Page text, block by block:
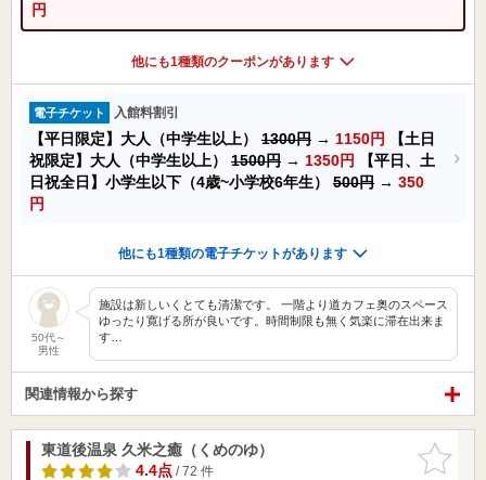
円
他にも1種類のクーポンがあります
電子チケット 入館料割引
【平日限定】大人（中学生以上） 1300円 → 1150円
【土日
祝限定】大人（中学生以上） 1500円 → 1350円
【平日、土
日祝全日】小学生以下（4歳~小学校6年生） 500円 → 350
円
他にも1種類の電子チケットがあります
50代～
男性
施設は新しいくとても清潔です。 一階より道カフェ奥のスペース
ゆったり寛げる所が良いです。時間制限も無く気楽に滞在出来ま
す…
関連情報から探す
お気に入
りに追加
東道後温泉 久米之癒（くめのゆ）
4.4点 / 72 件